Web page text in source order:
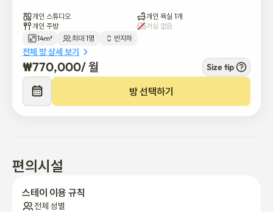
개인 스튜디오
개인 욕실 1개
개인 주방
거실 없음
14m²
최대 1명 반지하
전체 방 상세 보기
₩770,000/ 월 Size tip
방 선택하기
편의시설
스테이 이용 규칙
전체 성별